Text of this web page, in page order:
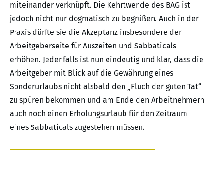
miteinander verknüpft. Die Kehrtwende des BAG ist
jedoch nicht nur dogmatisch zu begrüßen. Auch in der
Praxis dürfte sie die Akzeptanz insbesondere der
Arbeitgeberseite für Auszeiten und Sabbaticals
erhöhen. Jedenfalls ist nun eindeutig und klar, dass die
Arbeitgeber mit Blick auf die Gewährung eines
Sonderurlaubs nicht alsbald den „Fluch der guten Tat“
zu spüren bekommen und am Ende den Arbeitnehmern
auch noch einen Erholungsurlaub für den Zeitraum
eines Sabbaticals zugestehen müssen.